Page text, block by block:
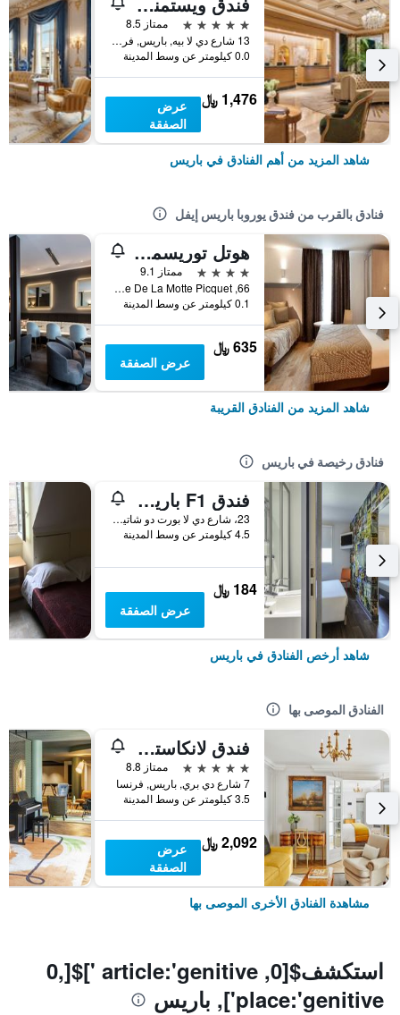
5 نجوم
ممتاز 8.5
13 شارع دي لا بيه, باريس, فرنسا
0.0 كيلومتر عن وسط المدينة
1,476 ﷼
عرض
الصفقة
شاهد المزيد من أهم الفنادق في باريس
فنادق بالقرب من فندق يوروبا باريس إيفل
هوتل توريسمي أفينيو
4 نجوم
ممتاز 9.1
66, Avenue De La Motte Picquet, باريس, فرنسا
0.1 كيلومتر عن وسط المدينة
635 ﷼
عرض الصفقة
شاهد المزيد من الفنادق القريبة
فنادق رخيصة في باريس
فندق F1 باريس بورت دو شاتيلون
23، شارع دي لا بورت دو شاتيلون, باريس, فرنسا
4.5 كيلومتر عن وسط المدينة
184 ﷼
عرض الصفقة
شاهد أرخص الفنادق في باريس
الفنادق الموصى بها
فندق لانكاستر باريس شانزليزيه
5 نجوم
ممتاز 8.8
7 شارع دي بري, باريس, فرنسا
3.5 كيلومتر عن وسط المدينة
2,092 ﷼
عرض
الصفقة
مشاهدة الفنادق الأخرى الموصى بها
استكشف$[0, article:'genitive ']$[0,
place:'genitive'], باريس